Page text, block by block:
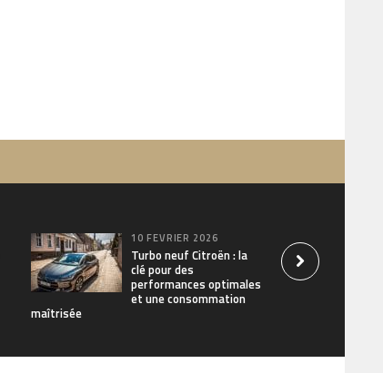
10 FÉVRIER 2026
Turbo neuf Citroën : la
clé pour des
performances optimales
et une consommation
maîtrisée